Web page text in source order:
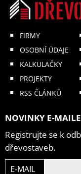
FIRMY
OSOBNÍ ÚDAJE
KALKULAČKY
PROJEKTY
RSS ČLÁNKŮ
NOVINKY E-
Registrujte se k
dřevostaveb.
E-MAIL